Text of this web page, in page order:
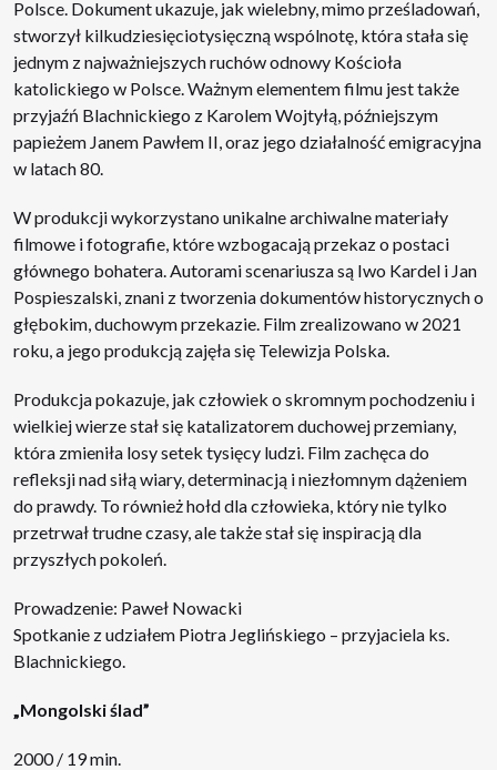
Polsce. Dokument ukazuje, jak wielebny, mimo prześladowań,
stworzył kilkudziesięciotysięczną wspólnotę, która stała się
jednym z najważniejszych ruchów odnowy Kościoła
katolickiego w Polsce. Ważnym elementem filmu jest także
przyjaźń Blachnickiego z Karolem Wojtyłą, późniejszym
papieżem Janem Pawłem II, oraz jego działalność emigracyjna
w latach 80.
W produkcji wykorzystano unikalne archiwalne materiały
filmowe i fotografie, które wzbogacają przekaz o postaci
głównego bohatera. Autorami scenariusza są Iwo Kardel i Jan
Pospieszalski, znani z tworzenia dokumentów historycznych o
głębokim, duchowym przekazie. Film zrealizowano w 2021
roku, a jego produkcją zajęła się Telewizja Polska.
Produkcja pokazuje, jak człowiek o skromnym pochodzeniu i
wielkiej wierze stał się katalizatorem duchowej przemiany,
która zmieniła losy setek tysięcy ludzi. Film zachęca do
refleksji nad siłą wiary, determinacją i niezłomnym dążeniem
do prawdy. To również hołd dla człowieka, który nie tylko
przetrwał trudne czasy, ale także stał się inspiracją dla
przyszłych pokoleń.
Prowadzenie: Paweł Nowacki
Spotkanie z udziałem Piotra Jeglińskiego – przyjaciela ks.
Blachnickiego.
„Mongolski ślad”
2000 / 19 min.